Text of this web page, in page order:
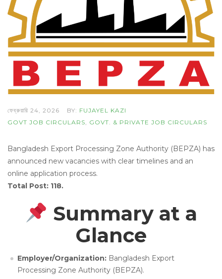
ফেব্রুয়ারি 24, 2026 BY: FUJAYEL KAZI
GOVT JOB CIRCULARS, GOVT. & PRIVATE JOB CIRCULARS
Bangladesh Export Processing Zone Authority (BEPZA) has
announced new vacancies with clear timelines and an
online application process.
Total Post: 118.
Summary at a
Glance
Employer/Organization: Bangladesh Export
Processing Zone Authority (BEPZA).